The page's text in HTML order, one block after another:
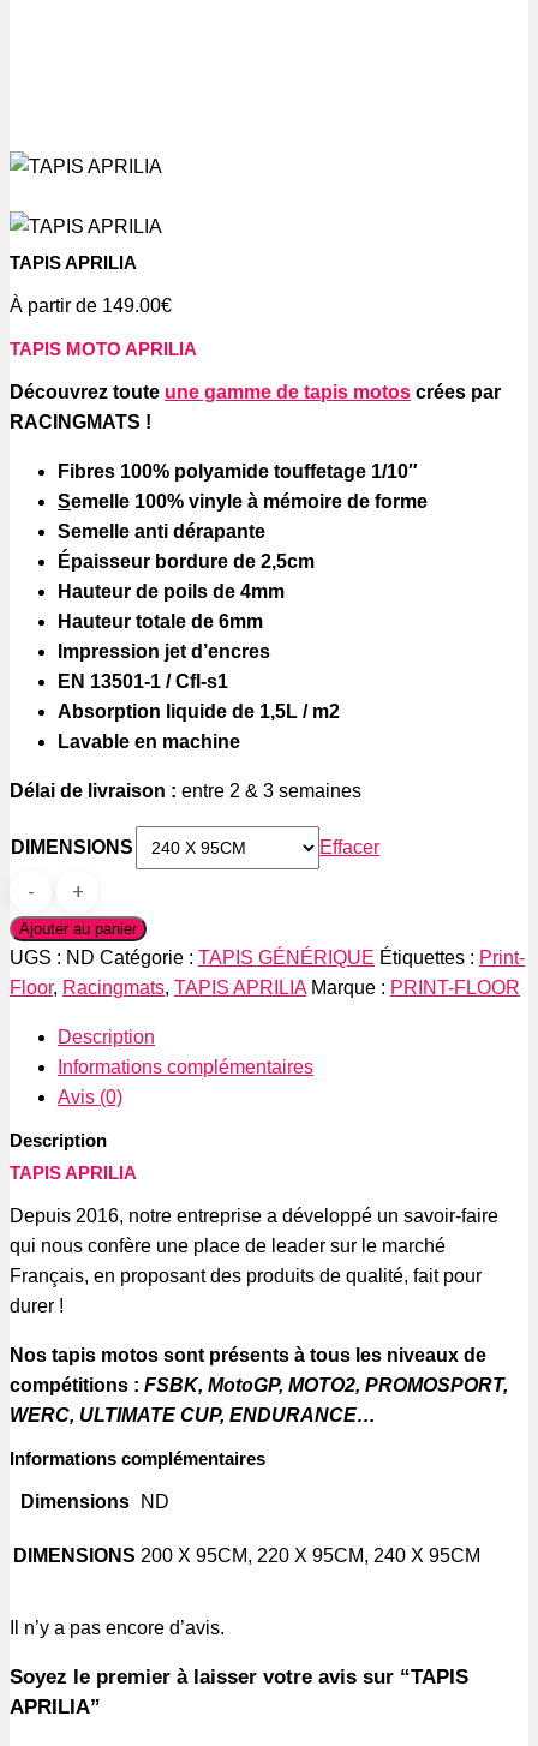
TAPIS APRILIA
À partir de 149.00€
TAPIS MOTO APRILIA
Découvrez toute une gamme de tapis motos crées par
RACINGMATS !
Fibres 100% polyamide touffetage 1/10″
Semelle 100% vinyle à mémoire de forme
Semelle anti dérapante
Épaisseur bordure de 2,5cm
Hauteur de poils de 4mm
Hauteur totale de 6mm
Impression jet d’encres
EN 13501-1 / Cfl-s1
Absorption liquide de 1,5L / m2
Lavable en machine
Délai de livraison : entre 2 & 3 semaines
DIMENSIONS
Effacer
quantité
de
TAPIS
Ajouter au panier
UGS : ND Catégorie : TAPIS GÉNÉRIQUE Étiquettes : Print-
Floor, Racingmats, TAPIS APRILIA Marque : PRINT-FLOOR
Description
Informations complémentaires
Avis (0)
Description
TAPIS APRILIA
Depuis 2016, notre entreprise a développé un savoir-faire
qui nous confère une place de leader sur le marché
Français, en proposant des produits de qualité, fait pour
durer !
Nos tapis motos sont présents à tous les niveaux de
compétitions : FSBK, MotoGP, MOTO2, PROMOSPORT,
WERC, ULTIMATE CUP, ENDURANCE…
Informations complémentaires
Dimensions ND
DIMENSIONS 200 X 95CM, 220 X 95CM, 240 X 95CM
Il n’y a pas encore d’avis.
Soyez le premier à laisser votre avis sur “TAPIS
APRILIA”